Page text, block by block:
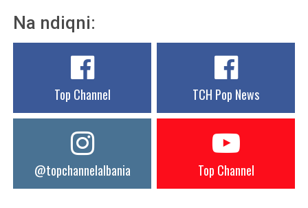
Na ndiqni:
Top Channel TCH Pop News
@topchannelalbania Top Channel